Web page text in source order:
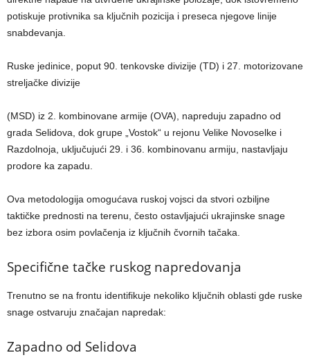
potiskuje protivnika sa ključnih pozicija i preseca njegove linije
snabdevanja.
Ruske jedinice, poput 90. tenkovske divizije (TD) i 27. motorizovane
streljačke divizije
(MSD) iz 2. kombinovane armije (OVA), napreduju zapadno od
grada Selidova, dok grupe „Vostok“ u rejonu Velike Novoselke i
Razdolnoja, uključujući 29. i 36. kombinovanu armiju, nastavljaju
prodore ka zapadu.
Ova metodologija omogućava ruskoj vojsci da stvori ozbiljne
taktičke prednosti na terenu, često ostavljajući ukrajinske snage
bez izbora osim povlačenja iz ključnih čvornih tačaka.
Specifične tačke ruskog napredovanja
Trenutno se na frontu identifikuje nekoliko ključnih oblasti gde ruske
snage ostvaruju značajan napredak:
Zapadno od Selidova